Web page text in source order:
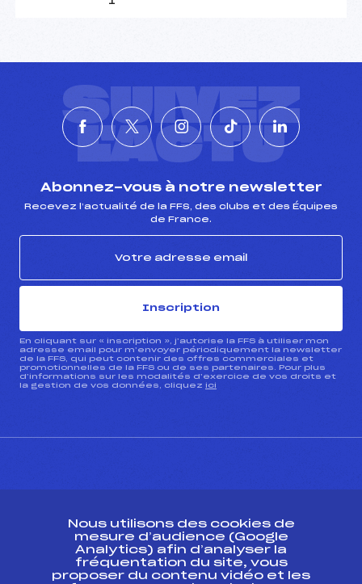
SUIVEZ
L'ACTU
Abonnez-vous à notre newsletter
Recevez l’actualité de la FFS, des clubs et des Équipes
de France.
Inscription
En cliquant sur « inscription », j’autorise la FFS à utiliser mon
adresse email pour m’envoyer périodiquement la newsletter
de la FFS, qui peut contenir des offres commerciales et
promotionnelles de la FFS ou de ses partenaires. Pour plus
d’informations sur les modalités d’exercice de vos droits et
la gestion de vos données, cliquez ici
ESPACE PRESSE
Ressources
Nous utilisons des cookies de
mesure d’audience (Google
Analytics) afin d’analyser la
fréquentation du site, vous
proposer du contenu vidéo et les